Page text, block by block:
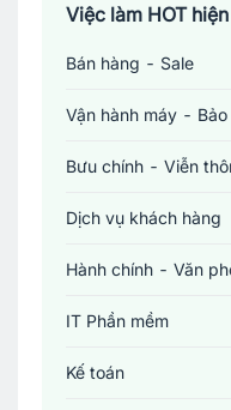
Việc làm TP. Hồ Chí
Việc làm Cần Thơ
Việc làm HOT
Bán hàng - Sale
Vận hành máy -
Bưu chính - Viễn
Dịch vụ khách hàng
Hành chính - Văn
IT Phần mềm
Kế toán